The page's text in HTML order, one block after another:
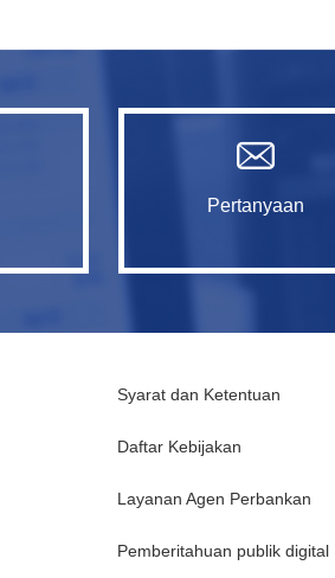
Pertanyaan
Syarat dan Ketentuan
Daftar Kebijakan
Layanan Agen Perbankan
Pemberitahuan publik digital